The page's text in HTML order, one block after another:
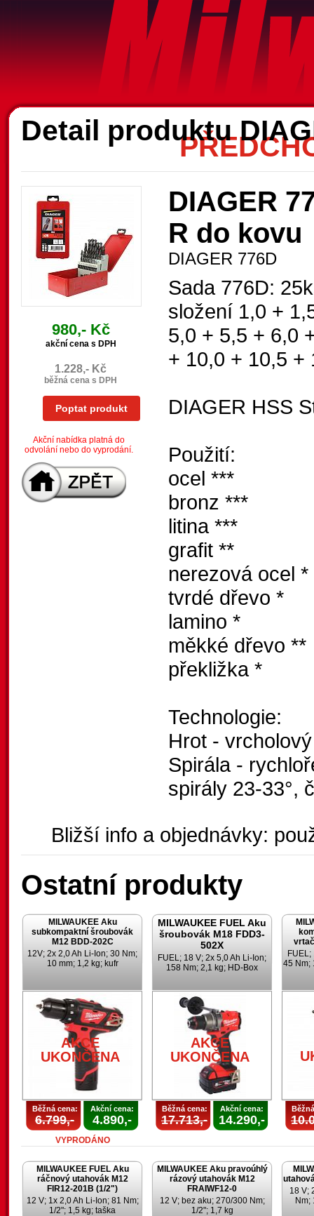
Detail produktu
980,- Kč
akční cena s DPH
1.228,- Kč
běžná cena s DPH
Poptat produkt
Akční nabídka platná do
odvolání nebo do vyprodání.
DIAGER
R do kovu
DIAGER 776D
Sada 776D:
složení 1,0 +
5,0 + 5,5 + 6,0
+ 10,0 + 10,5 +
DIAGER HSS
Použití:
ocel ***
bronz ***
litina ***
grafit **
nerezová ocel *
tvrdé dřevo *
lamino *
měkké dřevo **
překližka *
Technologie:
Hrot -
Spirála -
spirály 23-33°,
Bližší info a objednávky:
Ostatní produkty
MILWAUKEE Aku
subkompaktní šroubovák
M12 BDD-202C
12V; 2x 2,0 Ah Li-Ion; 30 Nm;
10 mm; 1,2 kg; kufr
AKCE
UKONČENA
Běžná cena:
6.799,-
Akční cena:
4.890,-
VYPRODÁNO
MILWAUKEE FUEL Aku
šroubovák M18 FDD3-
502X
FUEL; 18 V; 2x 5,0 Ah Li-Ion;
158 Nm; 2,1 kg; HD-Box
AKCE
UKONČENA
Běžná cena:
17.713,-
Akční cena:
14.290,-
FUEL;
45 Nm;
MILWAUKEE FUEL Aku
ráčnový utahovák M12
FIR12-201B (1/2")
12 V; 1x 2,0 Ah Li-Ion; 81 Nm;
1/2"; 1,5 kg; taška
MILWAUKEE Aku pravoúhlý
rázový utahovák M12
FRAIWF12-0
12 V; bez aku; 270/300 Nm;
1/2"; 1,7 kg
18 V;
Nm;